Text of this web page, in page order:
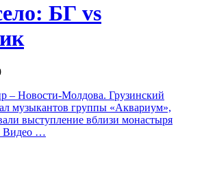
БГ vs
Новости-Молдова. Грузинский
музыкантов группы «Аквариум»,
выступление вблизи монастыря
Видео …